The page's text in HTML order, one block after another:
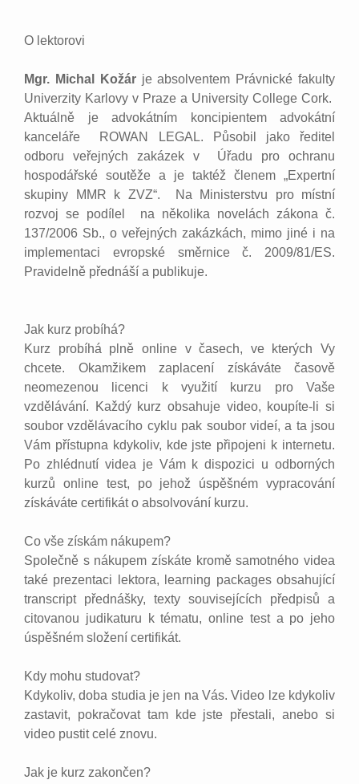
O lektorovi
Mgr. Michal Kožárje absolventem Právnické fakulty
Univerzity Karlovy v Praze a University College Cork.
Aktuálně je advokátním koncipientem advokátní
kanceláře ROWAN LEGAL. Působil jako ředitel
odboru veřejných zakázek v Úřadu pro ochranu
hospodářské soutěže a je taktéž členem „Expertní
skupiny MMR k ZVZ“. Na Ministerstvu pro místní
rozvoj se podílel na několika novelách zákona č.
137/2006 Sb., o veřejných zakázkách, mimo jiné i na
implementaci evropské směrnice č. 2009/81/ES.
Pravidelně přednáší a publikuje.
Jak kurz probíhá?
Kurz probíhá plně online v časech, ve kterých Vy
chcete. Okamžikem zaplacení získáváte časově
neomezenou licenci k využití kurzu pro Vaše
vzdělávání. Každý kurz obsahuje video, koupíte-li si
soubor vzdělávacího cyklu pak soubor videí, a ta jsou
Vám přístupna kdykoliv, kde jste připojeni k internetu.
Po zhlédnutí videa je Vám k dispozici u odborných
kurzů online test, po jehož úspěšném vypracování
získáváte certifikát o absolvování kurzu.
Co vše získám nákupem?
Společně s nákupem získáte kromě samotného videa
také prezentaci lektora, learning packages obsahující
transcript přednášky, texty souvisejících předpisů a
citovanou judikaturu k tématu, online test a po jeho
úspěšném složení certifikát.
Kdy mohu studovat?
Kdykoliv, doba studia je jen na Vás. Video lze kdykoliv
zastavit, pokračovat tam kde jste přestali, anebo si
video pustit celé znovu.
Jak je kurz zakončen?